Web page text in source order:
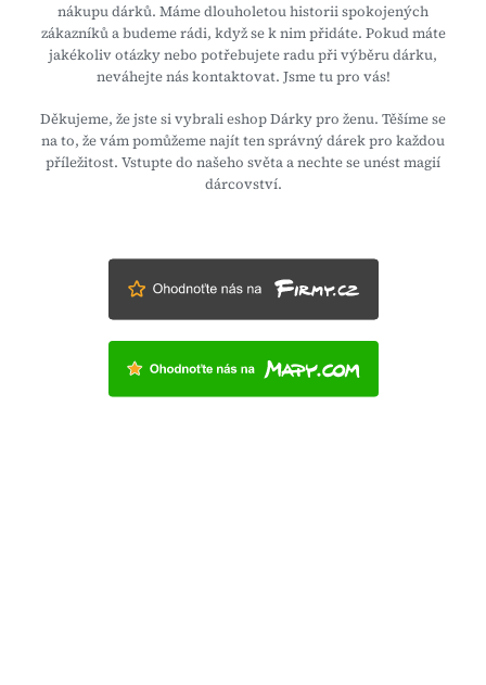
nákupu dárků. Máme dlouholetou historii spokojených
zákazníků a budeme rádi, když se k nim přidáte. Pokud máte
jakékoliv otázky nebo potřebujete radu při výběru dárku,
neváhejte nás kontaktovat. Jsme tu pro vás!
Děkujeme, že jste si vybrali eshop Dárky pro ženu. Těšíme se
na to, že vám pomůžeme najít ten správný dárek pro každou
příležitost. Vstupte do našeho světa a nechte se unést magií
dárcovství.